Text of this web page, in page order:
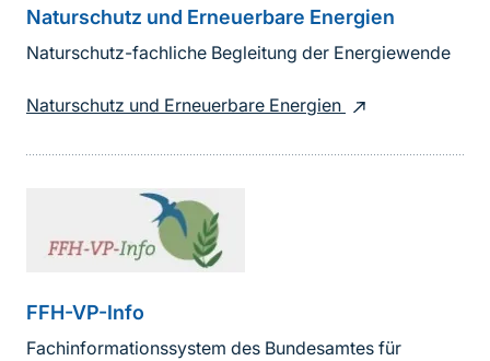
Naturschutz und Erneuerbare Energien
Naturschutz-fachliche Begleitung der Energiewende
Naturschutz und Erneuerbare Energien
FFH-VP-Info
Fachinformationssystem des Bundesamtes für